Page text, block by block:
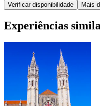
Verificar disponibilidade Mais
Experiências